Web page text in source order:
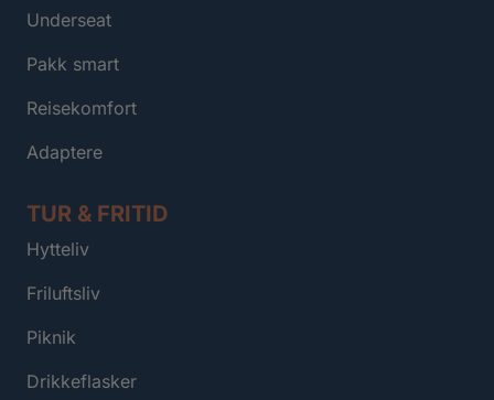
Underseat
Pakk smart
Reisekomfort
Adaptere
TUR & FRITID
Hytteliv
Friluftsliv
Piknik
Drikkeflasker